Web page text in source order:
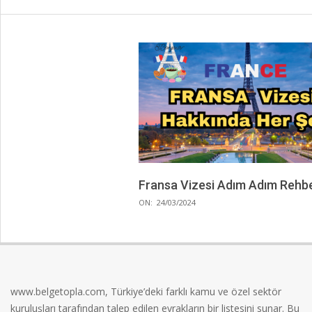
Fransa Vizesi Adım Adım
2024-
ON: 24/03/2024
www.belgetopla.com, Türkiye’deki farklı kamu ve özel sektör
kuruluşları tarafından talep edilen evrakların bir listesini sunar. Bu